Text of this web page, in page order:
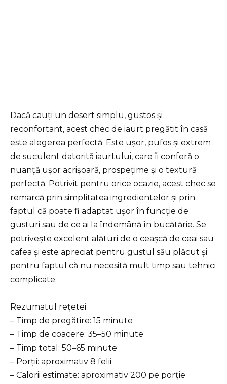
Dacă cauți un desert simplu, gustos și
reconfortant, acest chec de iaurt pregătit în casă
este alegerea perfectă. Este ușor, pufos și extrem
de suculent datorită iaurtului, care îi conferă o
nuanță ușor acrișoară, prospețime și o textură
perfectă. Potrivit pentru orice ocazie, acest chec se
remarcă prin simplitatea ingredientelor și prin
faptul că poate fi adaptat ușor în funcție de
gusturi sau de ce ai la îndemână în bucătărie. Se
potrivește excelent alături de o ceașcă de ceai sau
cafea și este apreciat pentru gustul său plăcut și
pentru faptul că nu necesită mult timp sau tehnici
complicate.
Rezumatul rețetei
– Timp de pregătire: 15 minute
– Timp de coacere: 35–50 minute
– Timp total: 50–65 minute
– Porții: aproximativ 8 felii
– Calorii estimate: aproximativ 200 pe porție